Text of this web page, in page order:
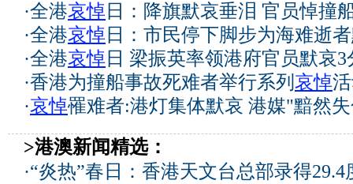
·全港哀悼日：降旗默哀垂泪 官员悼撞
·全港哀悼日：市民停下脚步为海难逝
·全港哀悼日 梁振英率领港府官员默哀3
·香港为撞船事故死难者举行系列 哀悼
·哀悼罹难者:港灯集体默哀 港媒"黯然
>港澳新闻精选：
·“炎热”春日：香港天文台总部录得29.4